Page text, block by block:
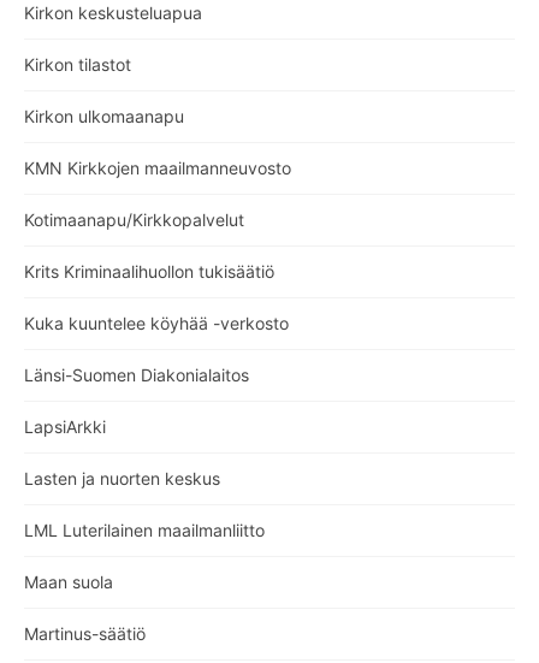
Kirkon keskusteluapua
Kirkon tilastot
Kirkon ulkomaanapu
KMN Kirkkojen maailmanneuvosto
Kotimaanapu/Kirkkopalvelut
Krits Kriminaalihuollon tukisäätiö
Kuka kuuntelee köyhää -verkosto
Länsi-Suomen Diakonialaitos
LapsiArkki
Lasten ja nuorten keskus
LML Luterilainen maailmanliitto
Maan suola
Martinus-säätiö